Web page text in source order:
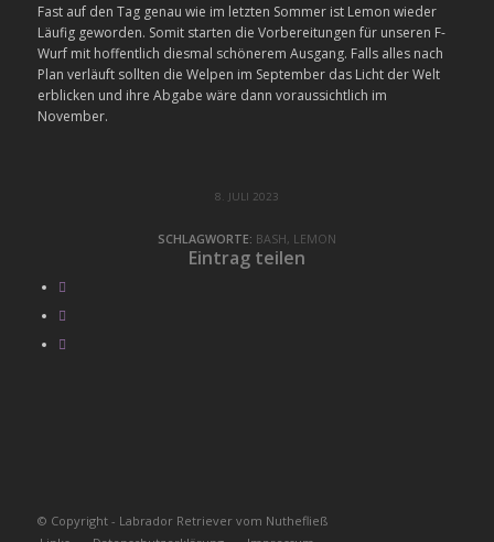
Fast auf den Tag genau wie im letzten Sommer ist Lemon wieder
Läufig geworden. Somit starten die Vorbereitungen für unseren F-
Wurf mit hoffentlich diesmal schönerem Ausgang. Falls alles nach
Plan verläuft sollten die Welpen im September das Licht der Welt
erblicken und ihre Abgabe wäre dann voraussichtlich im
November.
8. JULI 2023
SCHLAGWORTE: BASH, LEMON
Eintrag teilen
© Copyright - Labrador Retriever vom Nuthefließ